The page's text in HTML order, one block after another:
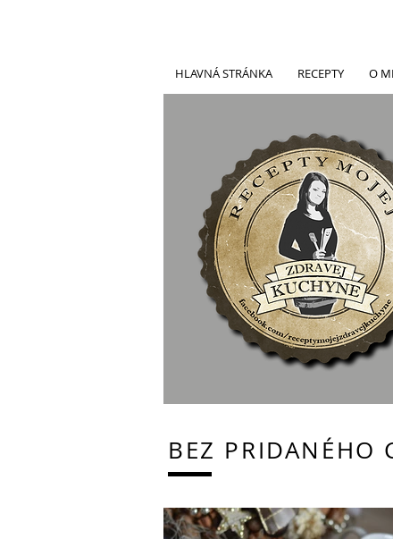
HLAVNÁ STRÁNKA RECEPTY O
BEZ PRIDANÉHO